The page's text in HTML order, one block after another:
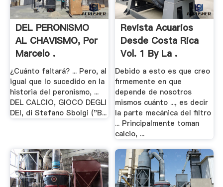
DEL PERONISMO
AL CHAVISMO, Por
Marcelo .
¿Cuánto faltará? ... Pero, al
igual que lo sucedido en la
historia del peronismo, ...
DEL CALCIO, GIOCO DEGLI
DEI, di Stefano Sbolgi ("B...
Revista Acuarios
Desde Costa Rica
Vol. 1 By La .
Debido a esto es que creo
ﬁrmemente en que
depende de nosotros
mismos cuánto ..., es decir
la parte mecánica del ﬁltro
... Principalmente toman
calcio, ...